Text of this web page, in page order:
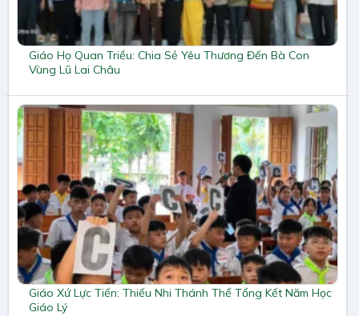
Giáo Họ Quan Triều: Chia Sẻ Yêu Thương Đến Bà Con
Vùng Lũ Lai Châu
Giáo Xứ Lực Tiến: Thiếu Nhi Thánh Thể Tổng Kết Năm Học
Giáo Lý